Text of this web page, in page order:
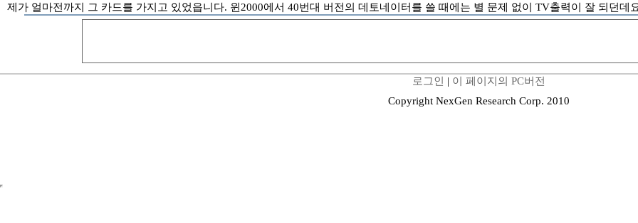
제가 얼마전까지 그 카드를 가지고 있었읍니다. 윈2000에서 40번대 버전의 데토네이터를 쓸 때에는 별 문제 없이 TV출력이 잘 되던데
로그인 | 이 페이지의 PC버전
Copyright NexGen Research Corp. 2010